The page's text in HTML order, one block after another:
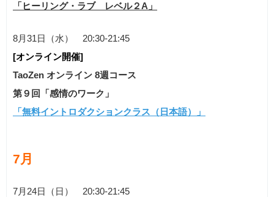
「ヒーリング・ラブ レベル２A」
8月31日（水） 20:30-21:45
[オンライン開催]
TaoZen オンライン 8週コース
第９回「感情のワーク」
「無料イントロダクションクラス（日本語）」
7月
7月24日（日） 20:30-21:45